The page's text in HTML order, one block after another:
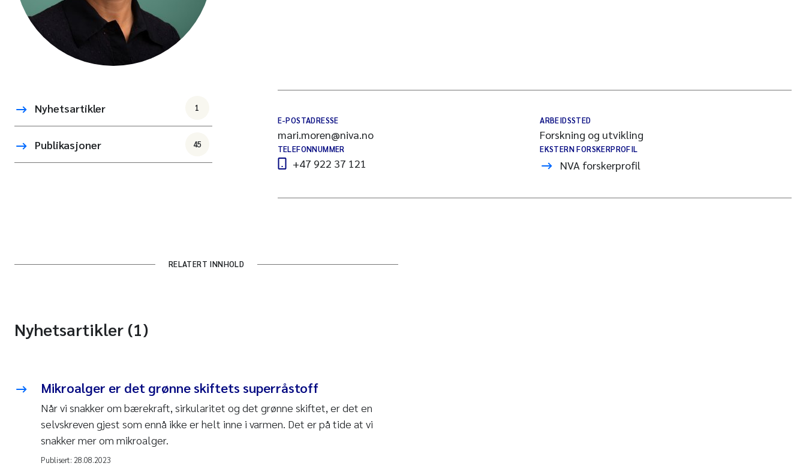
Nyhetsartikler 1
Publikasjoner 45
E-POSTADRESSE
mari.moren@niva.no
TELEFONNUMMER
+47 922 37 121
ARBEIDSSTED
Forskning og utvikling
EKSTERN FORSKERPROFIL
NVA forskerprofil
RELATERT INNHOLD
Nyhetsartikler (1)
Mikroalger er det grønne skiftets superråstoff
Når vi snakker om bærekraft, sirkularitet og det grønne skiftet, er det en
selvskreven gjest som ennå ikke er helt inne i varmen. Det er på tide at vi
snakker mer om mikroalger.
Publisert: 28.08.2023